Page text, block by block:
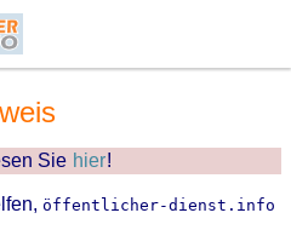
Sie hier!
öffentlicher-dienst.info